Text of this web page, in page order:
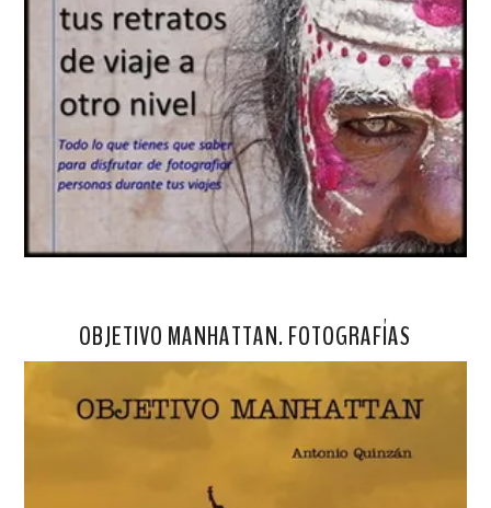
OBJETIVO MANHATTAN. FOTOGRAFÍAS